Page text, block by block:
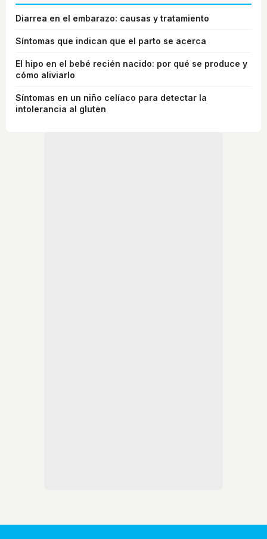
Diarrea en el embarazo: causas y tratamiento
Síntomas que indican que el parto se acerca
El hipo en el bebé recién nacido: por qué se produce y
cómo aliviarlo
Síntomas en un niño celíaco para detectar la
intolerancia al gluten